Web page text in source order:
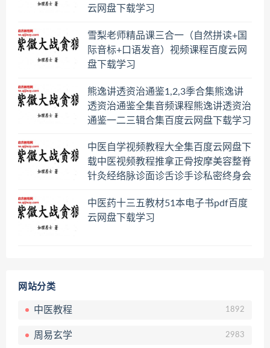
云网盘下载学习
雪梨老师精品课三合一（自然拼读+国
际音标+口语发音）视频课程百度云网
盘下载学习
熊逸讲透资治通鉴1,2,3季合集熊逸讲
透资治通鉴全集音频课程熊逸讲透资治
通鉴一二三辑合集百度云网盘下载学习
中医自学视频教程大全集百度云网盘下
载中医视频教程推拿正骨按摩美容整脊
针灸经络脉诊面诊舌诊手诊私密终身会
中医药十三五教材51本电子书pdf百度
云网盘下载学习
网站分类
中医教程 1892
周易玄学 2983